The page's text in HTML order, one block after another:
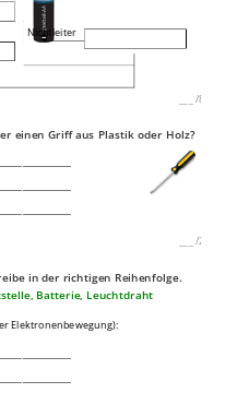
Nichtleiter
/8P
einen Griff aus Plastik oder Holz?
/2P
in der richtigen Reihenfolge.
Batterie, Leuchtdraht
Elektronenbewegung):